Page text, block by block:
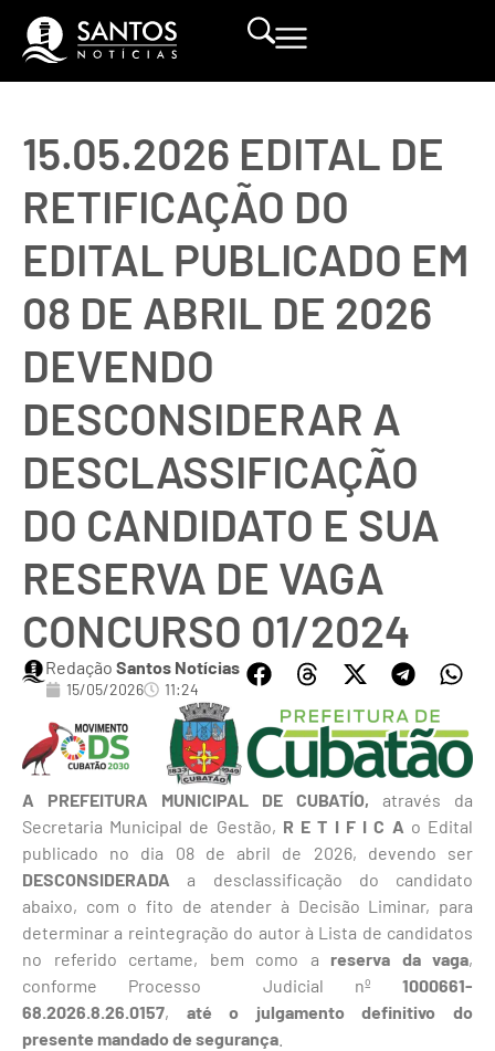
15.05.2026 EDITAL DE
RETIFICAÇÃO DO
EDITAL PUBLICADO EM
08 DE ABRIL DE 2026
DEVENDO
DESCONSIDERAR A
DESCLASSIFICAÇÃO
DO CANDIDATO E SUA
RESERVA DE VAGA
CONCURSO 01/2024
Redação Santos Notícias
15/05/2026 11:24
A PREFEITURA MUNICIPAL DE CUBATÍO, através da
Secretaria Municipal de Gestão, R E T I F I C A o Edital
publicado no dia 08 de abril de 2026, devendo ser
DESCONSIDERADA a desclassificação do candidato
abaixo, com o fito de atender à Decisão Liminar, para
determinar a reintegração do autor à Lista de candidatos
no referido certame, bem como a reserva da vaga,
conforme Processo Judicial nº 1000661-
68.2026.8.26.0157, até o julgamento definitivo do
presente mandado de segurança